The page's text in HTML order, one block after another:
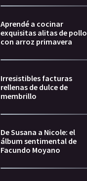
Aprendé a cocinar
exquisitas alitas de pollo
con arroz primavera
Irresistibles facturas
rellenas de dulce de
membrillo
De Susana a Nicole: el
álbum sentimental de
Facundo Moyano